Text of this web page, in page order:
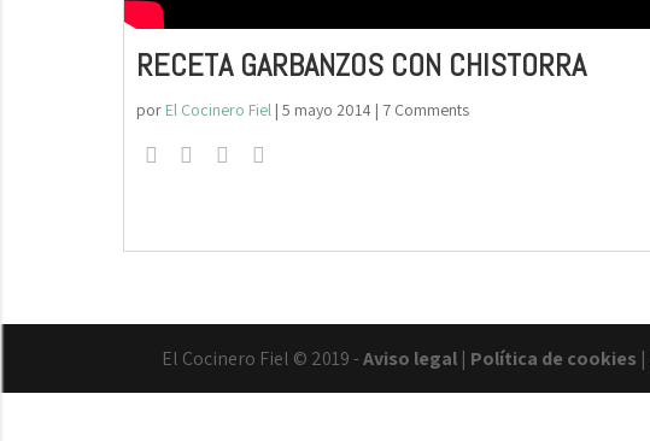
RECETA GARBANZOS CON CHISTORRA
por El Cocinero Fiel| 5 mayo 2014| 7 Comments
El Cocinero Fiel © 2019 -Aviso legal | Política de cookies |